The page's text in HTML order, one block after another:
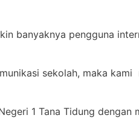
banyaknya pengguna
sekolah, maka kami
1 Tana Tidung dengan